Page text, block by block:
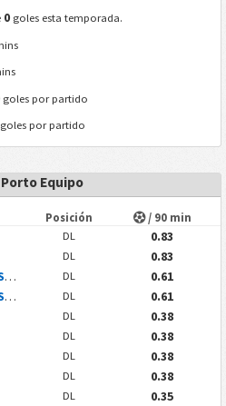
0 goles esta temporada.
goles por partido
goles por partido
Porto Equipo
Posición / 90 min
DL
0.83
DL
0.83
DL
0.61
DL
0.61
DL
0.38
DL
0.38
DL
0.38
DL
0.38
DL
0.35